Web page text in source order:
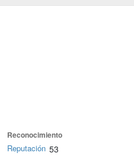
Reconocimiento
Reputación 53